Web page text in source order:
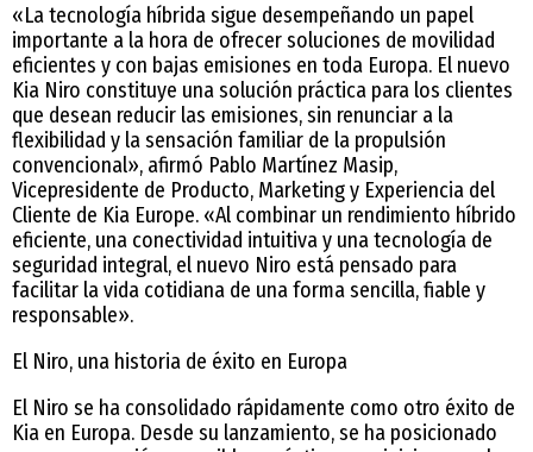
«La tecnología híbrida sigue desempeñando un papel
importante a la hora de ofrecer soluciones de movilidad
eficientes y con bajas emisiones en toda Europa. El nuevo
Kia Niro constituye una solución práctica para los clientes
que desean reducir las emisiones, sin renunciar a la
flexibilidad y la sensación familiar de la propulsión
convencional», afirmó Pablo Martínez Masip,
Vicepresidente de Producto, Marketing y Experiencia del
Cliente de Kia Europe. «Al combinar un rendimiento híbrido
eficiente, una conectividad intuitiva y una tecnología de
seguridad integral, el nuevo Niro está pensado para
facilitar la vida cotidiana de una forma sencilla, fiable y
responsable».
El Niro, una historia de éxito en Europa
El Niro se ha consolidado rápidamente como otro éxito de
Kia en Europa. Desde su lanzamiento, se ha posicionado